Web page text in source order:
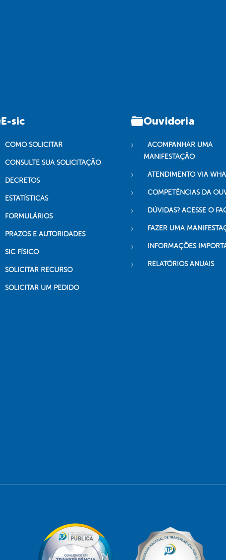
E-sic
COMO SOLICITAR
CONSULTE SUA SOLICITAÇÃO
DECRETOS
ESTATÍSTICAS
FORMULÁRIOS
PRAZOS E AUTORIDADES
SIC FÍSICO
SOLICITAR RECURSO
SOLICITAR UM PEDIDO
Ouvidoria
ACOMPANHAR UMA
MANIFESTAÇÃO
ATENDIMENTO VIA
COMPETÊNCIAS DA
DÚVIDAS? ACESSE O
FAZER UMA
INFORMAÇÕES
RELATÓRIOS ANUAIS